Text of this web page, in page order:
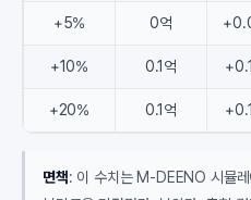
+5% 0억
+10% 0.1억
+20% 0.1억
면책: 이 수치는 M-DEENO 시뮬레